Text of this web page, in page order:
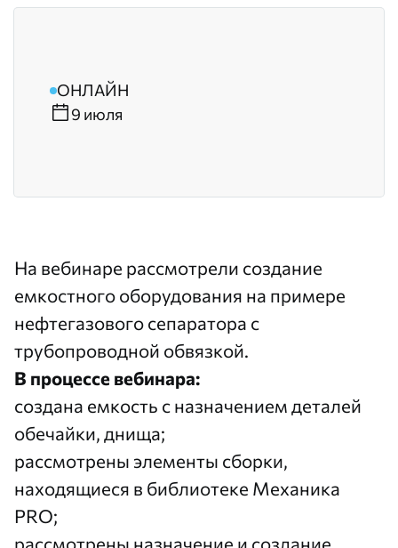
ОНЛАЙН
9 июля
На вебинаре рассмотрели создание
емкостного оборудования на примере
нефтегазового сепаратора с
трубопроводной обвязкой.
В процессе вебинара:
создана емкость с назначением деталей
обечайки, днища;
рассмотрены элементы сборки,
находящиеся в библиотеке Механика
PRO;
рассмотрены назначение и создание